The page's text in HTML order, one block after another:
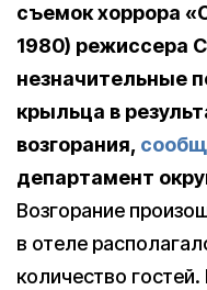
съемок хоррора
1980) режиссера
незначительные
крыльца в
возгорания,
департамент
Возгорание
в отеле
количество